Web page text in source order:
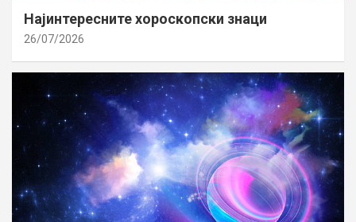
Најинтересните хороскопски знаци
26/07/2026